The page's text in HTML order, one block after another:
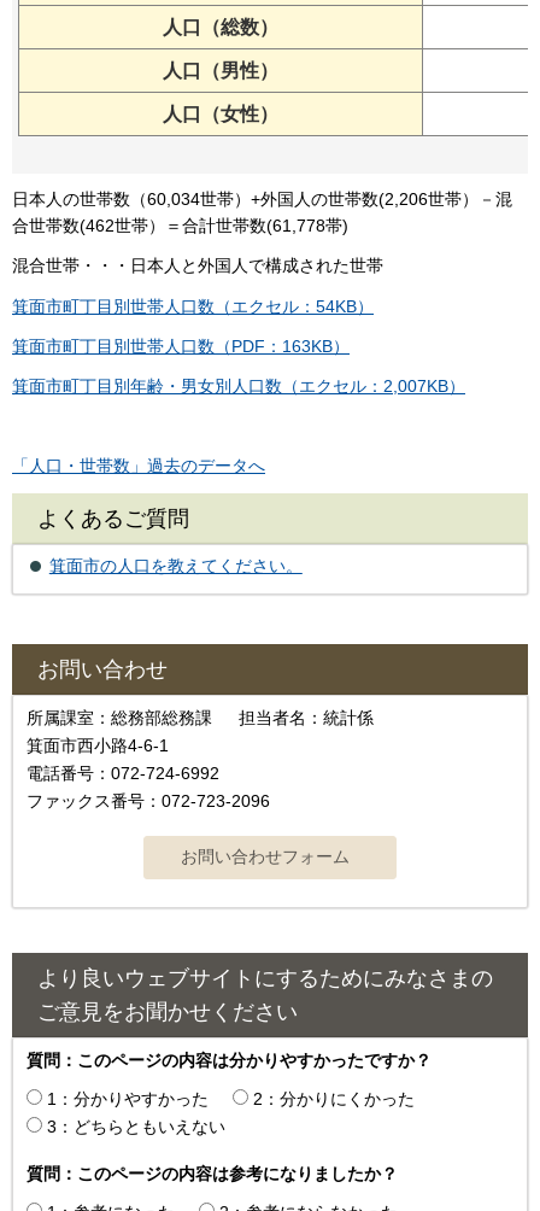
人口（総数）
人口（男性）
人口（女性）
日本人の世帯数（60,034世帯）+外国人の世帯数(2,206世帯）－混
合世帯数(462世帯）＝合計世帯数(61,778帯)
混合世帯・・・日本人と外国人で構成された世帯
箕面市町丁目別世帯人口数（エクセル：54KB）
箕面市町丁目別世帯人口数（PDF：163KB）
箕面市町丁目別年齢・男女別人口数（エクセル：2,007KB）
「人口・世帯数」過去のデータへ
よくあるご質問
箕面市の人口を教えてください。
お問い合わせ
所属課室：総務部総務課 担当者名：統計係
箕面市西小路4-6-1
電話番号：072-724-6992
ファックス番号：072-723-2096
より良いウェブサイトにするためにみなさまの
ご意見をお聞かせください
質問：このページの内容は分かりやすかったですか？
1：分かりやすかった
2：分かりにくかった
3：どちらともいえない
質問：このページの内容は参考になりましたか？